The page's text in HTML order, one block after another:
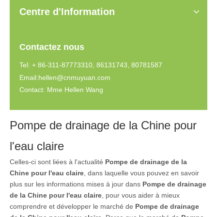
Centre d'Information
Contactez nous
Tel: + 86-311-87773310, 86131743, 80781587
Email:hellen@cnmuyuan.com
Contact: Mme Hellen Wang
Pompe de drainage de la Chine pour
l'eau claire
Celles-ci sont liées à l'actualité Pompe de drainage de la
Chine pour l'eau claire , dans laquelle vous pouvez en savoir
plus sur les informations mises à jour dans Pompe de drainage
de la Chine pour l'eau claire , pour vous aider à mieux
comprendre et développer le marché de Pompe de drainage